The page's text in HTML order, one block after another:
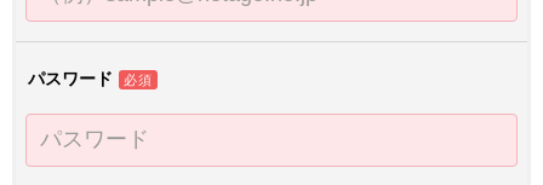
パスワード 必須